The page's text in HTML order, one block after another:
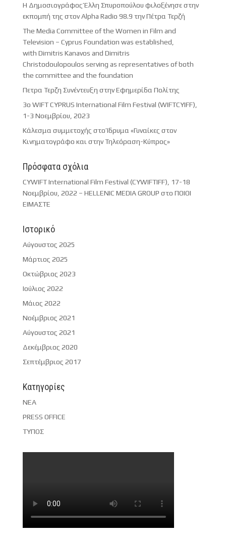
Η Δημοσιογράφος Έλλη Σπυροπούλου φιλοξένησε στην
εκπομπή της στον Alpha Radio 98.9 την Πέτρα Τερζή
The Media Committee of the Women in Film and
Television – Cyprus Foundation was established,
with Dimitris Kanavos and Dimitris
Christodoulopoulos serving as representatives of both
the committee and the foundation
Πετρα Τερζη Συνέντευξη στην Εφημερίδα Πολίτης
3o WIFT CYPRUS International Film Festival (WIFTCYIFF),
1-3 Νοεμβρίου, 2023
Κάλεσμα συμμετοχής στο Ίδρυμα «Γυναίκες στον
Κινηματογράφο και στην Τηλεόραση-Κύπρος»
Πρόσφατα σχόλια
CYWIFT International Film Festival (CYWIFTIFF), 17-18
Νοεμβρίου, 2022 – HELLENIC MEDIA GROUP στο ΠΟΙΟΙ
ΕΙΜΑΣΤΕ
Ιστορικό
Αύγουστος 2025
Μάρτιος 2025
Οκτώβριος 2023
Ιούλιος 2022
Μάιος 2022
Νοέμβριος 2021
Αύγουστος 2021
Δεκέμβριος 2020
Σεπτέμβριος 2017
Kατηγορίες
NEA
PRESS OFFICE
ΤΥΠΟΣ